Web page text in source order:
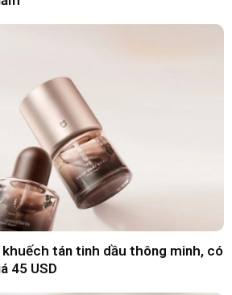
chén Mijia Pro 18 bộ, có công
rửa lên sàn nhà
tán tinh dầu thông minh, có
45 USD